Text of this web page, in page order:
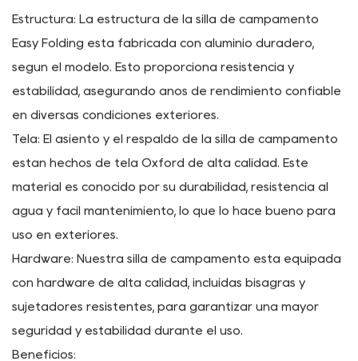
actividades al aire libre. Es por eso que nuestra silla
para acampar está diseñada para ser liviana y
compacta, lo que le permite llevarla a donde quiera que
vaya. Ya sea que esté de excursión, de mochilero o
viajando en automóvil, esta silla es fácil de transportar y
transportar.
Materiales:
Estructura: La estructura de la silla de campamento
Easy Folding está fabricada con aluminio duradero,
según el modelo. Esto proporciona resistencia y
estabilidad, asegurando años de rendimiento confiable
en diversas condiciones exteriores.
Tela: El asiento y el respaldo de la silla de campamento
están hechos de tela Oxford de alta calidad. Este
material es conocido por su durabilidad, resistencia al